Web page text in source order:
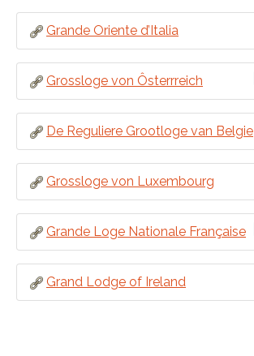
Grande Oriente d’Italia
Grossloge von Ôsterrreich
De Reguliere Grootloge van Belgie
Grossloge von Luxembourg
Grande Loge Nationale Française
Grand Lodge of Ireland